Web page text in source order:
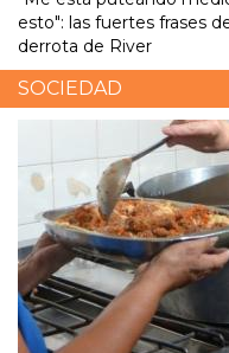
esto": las fuertes frases
derrota de River
SOCIEDAD